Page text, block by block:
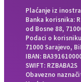
Plaćanje iz
Banka korisnika:
od Bosne 88,
Podaci o
71000 Sarajevo,
IBAN:
SWIFT: RZBABA2S
Obavezno